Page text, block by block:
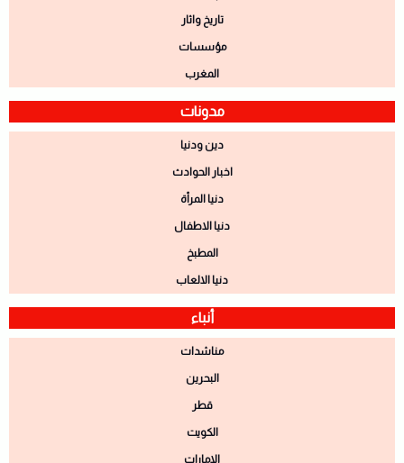
تاريخ واثار
مؤسسات
المغرب
مدونات
دين ودنيا
اخبار الحوادث
دنيا المرأة
دنيا الاطفال
المطبخ
دنيا الالعاب
أنباء
مناشدات
البحرين
قطر
الكويت
الامارات